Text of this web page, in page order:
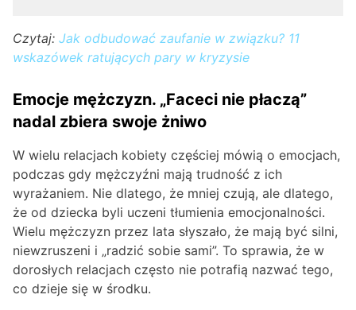
Czytaj: Jak odbudować zaufanie w związku? 11
wskazówek ratujących pary w kryzysie
Emocje mężczyzn. „Faceci nie płaczą”
nadal zbiera swoje żniwo
W wielu relacjach kobiety częściej mówią o emocjach,
podczas gdy mężczyźni mają trudność z ich
wyrażaniem. Nie dlatego, że mniej czują, ale dlatego,
że od dziecka byli uczeni tłumienia emocjonalności.
Wielu mężczyzn przez lata słyszało, że mają być silni,
niewzruszeni i „radzić sobie sami”. To sprawia, że w
dorosłych relacjach często nie potrafią nazwać tego,
co dzieje się w środku.